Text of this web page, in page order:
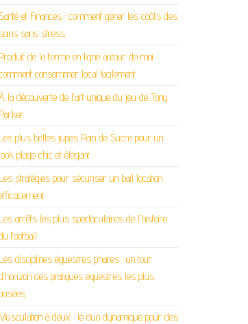
et Finances : comment gérer les coûts des
soins sans stress
Produit de la ferme en ligne autour de moi :
consommer local facilement
la découverte de l’art unique du jeu de Tony
Parker
Les plus belles jupes Pain de Sucre pour un
look plage chic et élégant
Les stratégies pour sécuriser un bail location
Les arrêts les plus spectaculaires de l’histoire
football
Les disciplines équestres phares : un tour
des pratiques équestres les plus
Musculation à deux : le duo dynamique pour des